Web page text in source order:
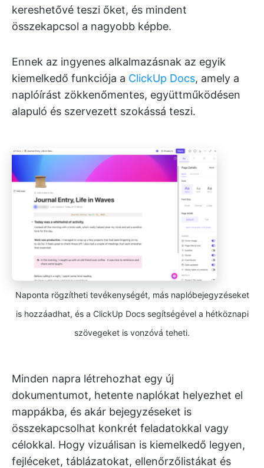
kereshetővé teszi őket, és mindent
összekapcsol a nagyobb képbe.
Ennek az ingyenes alkalmazásnak az egyik
kiemelkedő funkciója a ClickUp Docs, amely a
naplóírást zökkenőmentes, együttműködésen
alapuló és szervezett szokássá teszi.
Naponta rögzítheti tevékenységét, más naplóbejegyzéseket
is hozzáadhat, és a ClickUp Docs segítségével a hétköznapi
szövegeket is vonzóvá teheti.
Minden napra létrehozhat egy új
dokumentumot, hetente naplókat helyezhet el
mappákba, és akár bejegyzéseket is
összekapcsolhat konkrét feladatokkal vagy
célokkal. Hogy vizuálisan is kiemelkedő legyen,
fejléceket, táblázatokat, ellenőrzőlistákat és